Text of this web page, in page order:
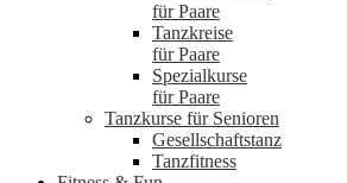
für Paare
Tanzkreise
für Paare
Spezialkurse
für Paare
Tanzkurse für Senioren
Gesellschaftstanz
Tanzfitness